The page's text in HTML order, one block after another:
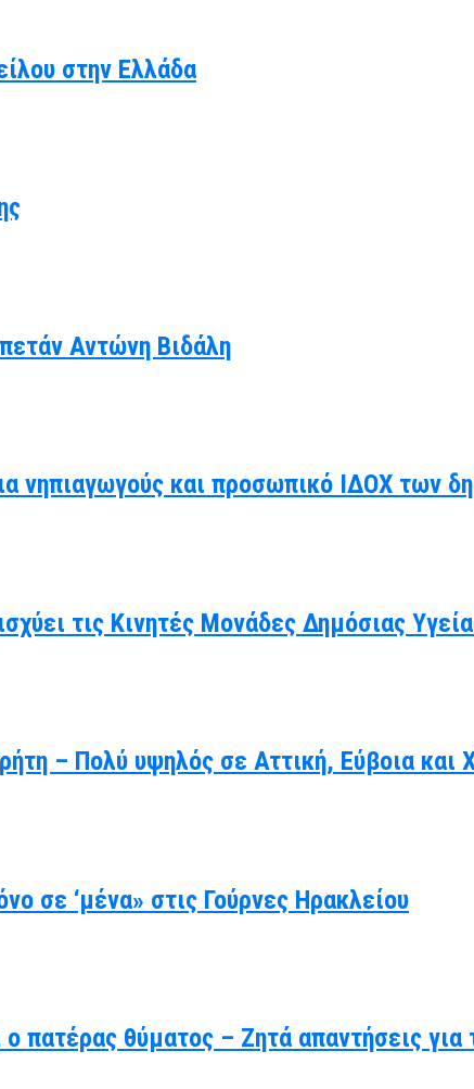
στην Ελλάδα
Αντώνη Βιδάλη
νηπιαγωγούς και προσωπικό ΙΔΟΧ των
τις Κινητές Μονάδες Δημόσιας
– Πολύ υψηλός σε Αττική, Εύβοια και
σε ‘μένα» στις Γούρνες Ηρακλείου
πατέρας θύματος – Ζητά απαντήσεις για